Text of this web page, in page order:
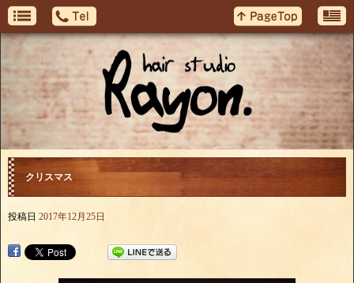
クリスマス
投稿日 2017年12月25日